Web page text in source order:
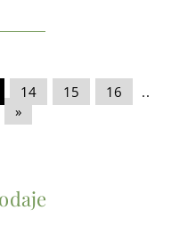
14 15 16 ..
| »